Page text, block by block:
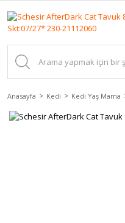
Anasayfa Kedi Kedi Yaş Mama